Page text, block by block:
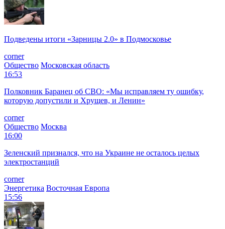
Подведены итоги «Зарницы 2.0» в Подмосковье
corner
Общество Московская область
16:53
Полковник Баранец об СВО: «Мы исправляем ту ошибку,
которую допустили и Хрущев, и Ленин»
corner
Общество Москва
16:00
Зеленский признался, что на Украине не осталось целых
электростанций
corner
Энергетика Восточная Европа
15:56